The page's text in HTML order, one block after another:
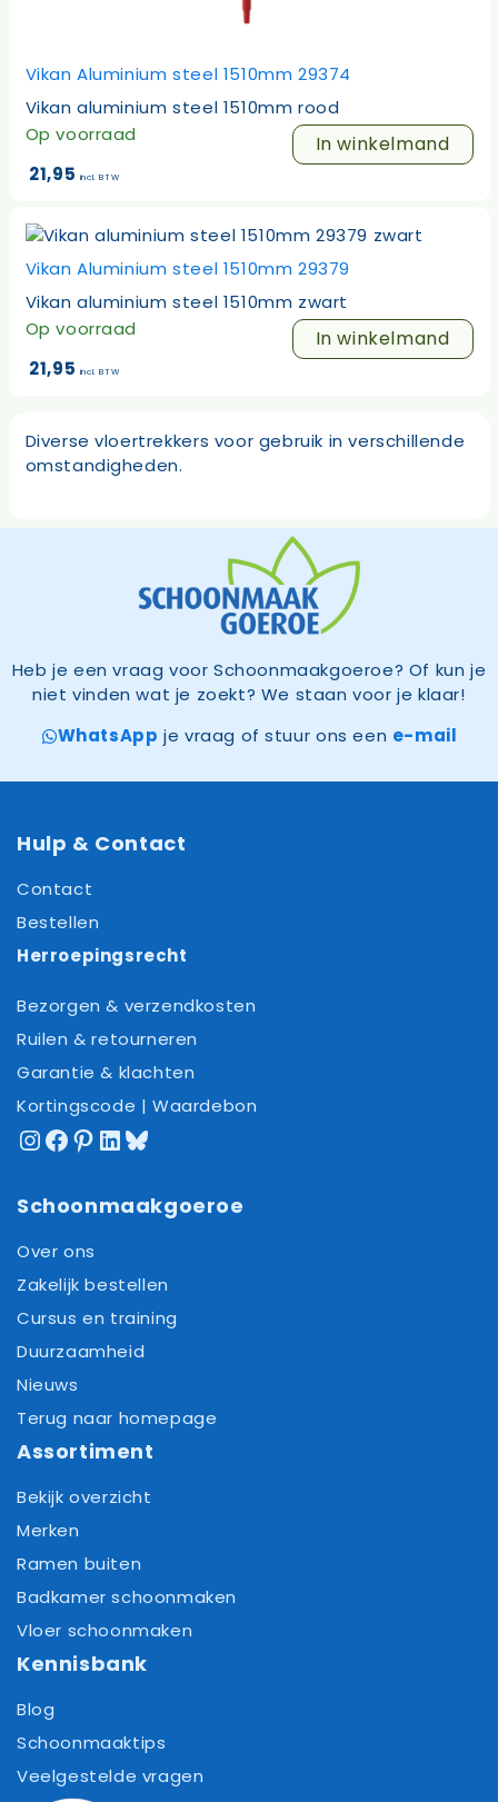
Vikan Aluminium steel 1510mm 29374
Vikan aluminium steel 1510mm rood
Op voorraad
In winkelmand
21,95 incl. BTW
Vikan Aluminium steel 1510mm 29379
Vikan aluminium steel 1510mm zwart
Op voorraad
In winkelmand
21,95 incl. BTW
Diverse vloertrekkers voor gebruik in verschillende
omstandigheden.
Heb je een vraag voor Schoonmaakgoeroe? Of kun je
niet vinden wat je zoekt? We staan voor je klaar!
WhatsApp je vraag of stuur ons een e-mail
Hulp & Contact
Contact
Bestellen
Herroepingsrecht
Bezorgen & verzendkosten
Ruilen & retourneren
Garantie & klachten
Kortingscode | Waardebon
Instagram
Facebook
Pinterest
LinkedIn
Bluesky
Schoonmaakgoeroe
Over ons
Zakelijk bestellen
Cursus en training
Duurzaamheid
Nieuws
Terug naar homepage
Assortiment
Bekijk overzicht
Merken
Ramen buiten
Badkamer schoonmaken
Vloer schoonmaken
Kennisbank
Blog
Schoonmaaktips
Veelgestelde vragen